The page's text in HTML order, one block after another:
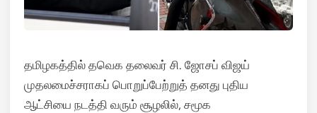
தமிழகத்தில் தவெக தலைவர் சி. ஜோசப் விஜய்
முதலமைச்சராகப் பொறுப்பேற்றுத் தனது புதிய
ஆட்சியை நடத்தி வரும் சூழலில், சமூக